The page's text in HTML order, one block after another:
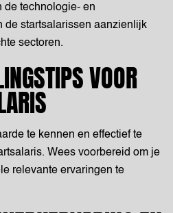
de technologie- en
de startsalarissen aanzienlijk
sectoren.
VOOR
te kennen en effectief te
Wees voorbereid om je
relevante ervaringen te